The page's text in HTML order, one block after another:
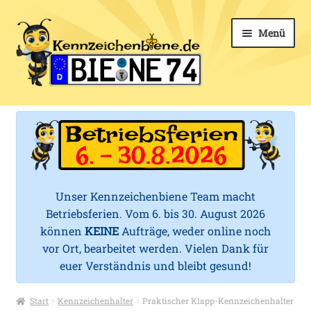
Zur
Navigation
springen
Zum
Inhalt
springen
k
c
Menü
Kfz-Kennzeichen
öffnen
Kennzeichenhalter
öffnen
Zubehör
Service
Unser Kennzeichenbiene Team macht
Betriebsferien. Vom 6. bis 30. August 2026
können KEINEAufträge, weder online noch
vor Ort, bearbeitet werden. Vielen Dank für
euer Verständnis und bleibt gesund!
Start Kennzeichenhalter
Praktischer Klapp-Kennzeichenhalter